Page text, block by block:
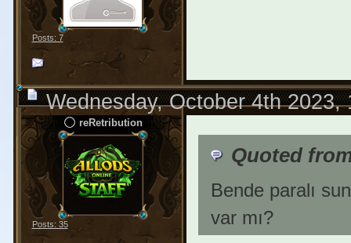
Posts: 7
Wednesday, October 4th 2023,
reRetribution
Posts: 35
Quoted
Bende paralı
var mı?